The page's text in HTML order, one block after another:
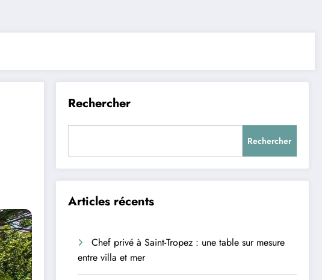
Rechercher
Rechercher
Articles récents
Chef privé à Saint-Tropez : une table sur mesure
entre villa et mer